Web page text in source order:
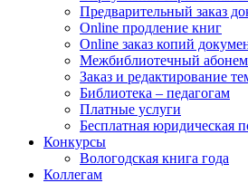
Предварительный заказ
Online продление книг
Online заказ копий
Межбиблиотечный
Заказ и редактирование
Библиотека – педагогам
Платные услуги
Бесплатная юридическая
Конкурсы
Вологодская книга года
Коллегам